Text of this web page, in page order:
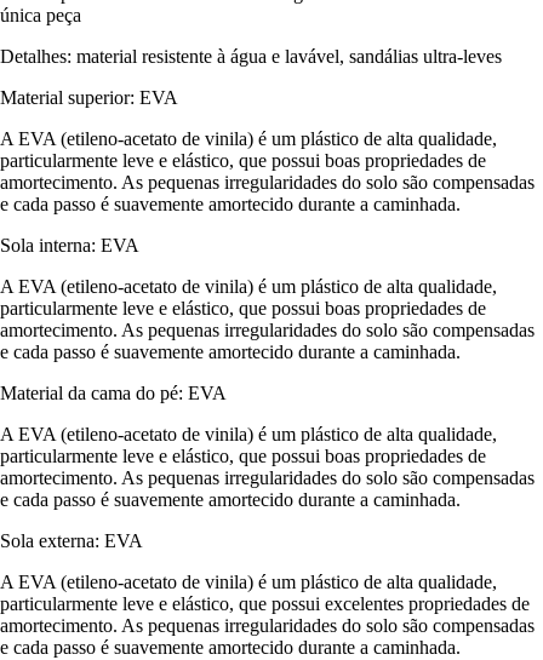
única peça
Detalhes: material resistente à água e lavável, sandálias ultra-leves
Material superior: EVA
A EVA (etileno-acetato de vinila) é um plástico de alta qualidade,
particularmente leve e elástico, que possui boas propriedades de
amortecimento. As pequenas irregularidades do solo são compensadas
e cada passo é suavemente amortecido durante a caminhada.
Sola interna: EVA
A EVA (etileno-acetato de vinila) é um plástico de alta qualidade,
particularmente leve e elástico, que possui boas propriedades de
amortecimento. As pequenas irregularidades do solo são compensadas
e cada passo é suavemente amortecido durante a caminhada.
Material da cama do pé: EVA
A EVA (etileno-acetato de vinila) é um plástico de alta qualidade,
particularmente leve e elástico, que possui boas propriedades de
amortecimento. As pequenas irregularidades do solo são compensadas
e cada passo é suavemente amortecido durante a caminhada.
Sola externa: EVA
A EVA (etileno-acetato de vinila) é um plástico de alta qualidade,
particularmente leve e elástico, que possui excelentes propriedades de
amortecimento. As pequenas irregularidades do solo são compensadas
e cada passo é suavemente amortecido durante a caminhada.